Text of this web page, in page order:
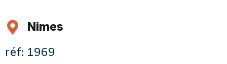
Nimes
réf: 1969